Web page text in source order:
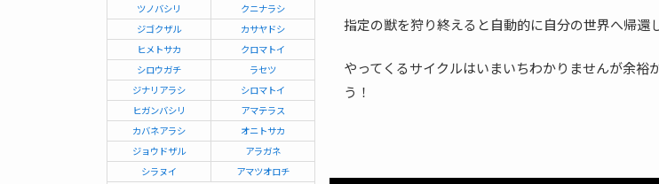
指定の獣を狩り終えると自動的に自分の世界へ帰還
やってくるサイクルはいまいちわかりませんが余裕
う！
ツノバシリ
クニナラシ
ジゴクザル
カサヤドシ
ヒメトサカ
クロマトイ
シロウガチ
ラセツ
ジナリアラシ
シロマトイ
ヒガンバシリ
アマテラス
カバネアラシ
オニトサカ
ジョウドザル
アラガネ
シラヌイ
アマツオロチ